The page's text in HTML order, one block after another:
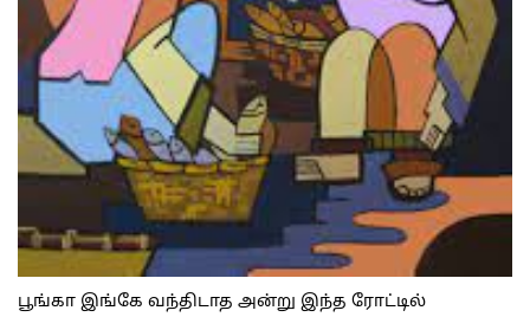
பூங்கா இங்கே வந்திடாத அன்று இந்த ரோட்டில்